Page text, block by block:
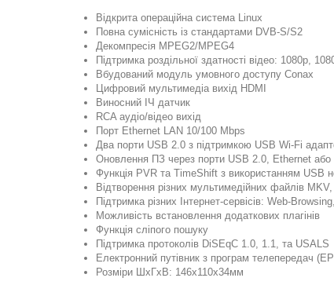
Відкрита операційна система Linux
Повна сумісність із стандартами DVB-S/S2
Декомпресія MPEG2/MPEG4
Підтримка роздільної здатності відео: 1080p,
Вбудований модуль умовного доступу Conax
Цифровий мультимедіа вихід HDMI
Виносний ІЧ датчик
RCA аудіо/відео вихід
Порт Ethernet LAN 10/100 Mbps
Два порти USB 2.0 з підтримкою USB Wi-Fi
Оновлення ПЗ через порти USB 2.0, Ethernet або
Функція PVR та TimeShift з використанням USB
Відтворення різних мультимедійних файлів
Підтримка різних Інтернет-сервісів: Web-
Можливість встановлення додаткових плагінів
Функція сліпого пошуку
Підтримка протоколів DiSEqС 1.0, 1.1, та USALS
Електронний путівник з програм телепередач
Розміри ШхГхВ: 146х110х34мм